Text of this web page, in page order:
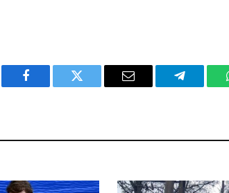
Facebook Twitter Email Telegram